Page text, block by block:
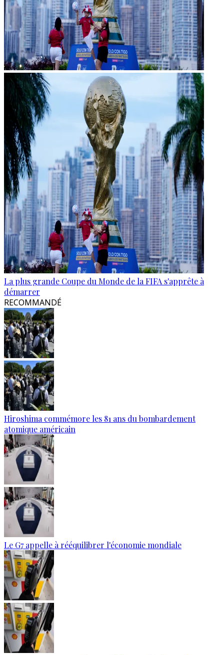
La plus grande Coupe du Monde de la FIFA s'apprête à
démarrer
RECOMMANDÉ
Hiroshima commémore les 81 ans du bombardement
atomique américain
Le G7 appelle à rééquilibrer l'économie mondiale